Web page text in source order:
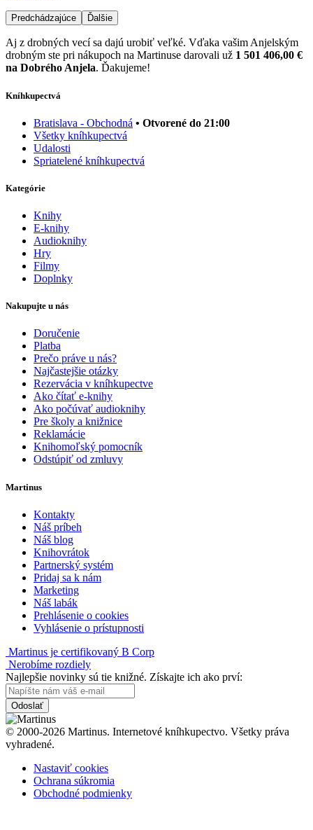
Predchádzajúce Ďalšie
Aj z drobných vecí sa dajú urobiť veľké. Vďaka vašim Anjelským
drobným ste pri nákupoch na Martinuse darovali už 1 501 406,00 €
na Dobrého Anjela. Ďakujeme!
Kníhkupectvá
Bratislava - Obchodná • Otvorené do 21:00
Všetky kníhkupectvá
Udalosti
Spriatelené kníhkupectvá
Kategórie
Knihy
E-knihy
Audioknihy
Hry
Filmy
Doplnky
Nakupujte u nás
Doručenie
Platba
Prečo práve u nás?
Najčastejšie otázky
Rezervácia v kníhkupectve
Ako čítať e-knihy
Ako počúvať audioknihy
Pre školy a knižnice
Reklamácie
Knihomoľský pomocník
Odstúpiť od zmluvy
Martinus
Kontakty
Náš príbeh
Náš blog
Knihovrátok
Partnerský systém
Pridaj sa k nám
Marketing
Náš labák
Prehlásenie o cookies
Vyhlásenie o prístupnosti
Martinus je certifikovaný B Corp
Nerobíme rozdiely
Najlepšie novinky sú tie knižné. Získajte ich ako prví:
Odoslať
© 2000-2026 Martinus. Internetové kníhkupectvo. Všetky práva
vyhradené.
Nastaviť cookies
Ochrana súkromia
Obchodné podmienky